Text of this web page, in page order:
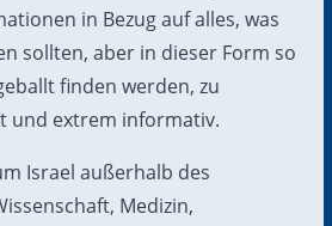
in Bezug auf alles, was
sollten, aber in dieser Form so
finden werden, zu
und extrem informativ.
Israel außerhalb des
Medizin,